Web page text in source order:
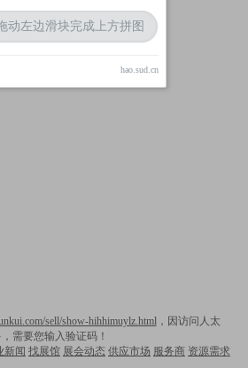
sell/show-hihhimuylz.html，因访问人太
，需要您输入验证码！
新闻 找展馆 展会动态 供应市场 服务商 资源需求
动左边滑块完成上方拼图
hao.sud.cn